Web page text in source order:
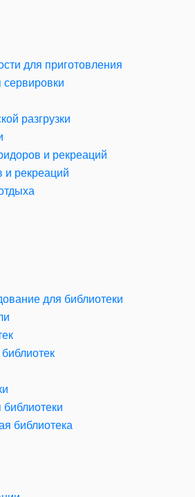
для приготовления
разгрузки
и рекреаций
рекреаций
для библиотеки
библиотека